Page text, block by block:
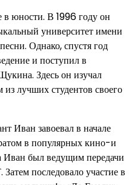
в юности. В 1996 году он
университет имени
Однако, спустя год
и поступил в
Здесь он изучал
из лучших студентов своего
Иван завоевал в начале
в популярных кино-и
Иван был ведущим передачи
последовало участие в